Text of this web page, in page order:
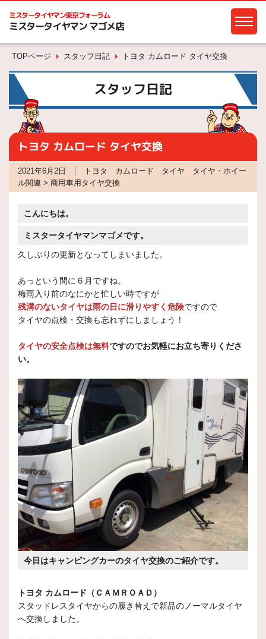
ミスタータイヤマン東京フォーラム
ミスタータイヤマン マゴメ店
TOPページ スタッフ日記 トヨタ カムロード タイヤ交換
スタッフ日記
トヨタ カムロード タイヤ交換
2021年6月2日
トヨタ カムロード タイヤ タイヤ・ホイー
ル関連 > 商用車用タイヤ交換
こんにちは。
ミスタータイヤマンマゴメです。
久しぶりの更新となってしまいました。
あっという間に６月ですね。
梅雨入り前のなにかと忙しい時ですが
残溝のないタイヤは雨の日に滑りやすく危険ですので
タイヤの点検・交換も忘れずにしましょう！
タイヤの安全点検は無料ですのでお気軽にお立ち寄りくださ
い。
今日はキャンピングカーのタイヤ交換のご紹介です。
トヨタ カムロード（ＣＡＭＲＯＡＤ）
スタッドレスタイヤからの履き替えで新品のノーマルタイヤ
へ交換しました。